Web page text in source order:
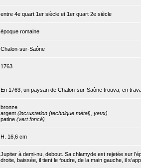
entre 4e quart 1er siècle et 1er quart 2e siècle
époque romaine
Chalon-sur-Saône
1763
En 1763, un paysan de Chalon-sur-Saône trouva, en
bronze
argent (incrustation (technique métal), yeux)
patine (vert foncé)
H. 16,6 cm
Jupiter à demi-nu, debout. Sa chlamyde est rejetée sur
droite, baissée, il tient le foudre, de la main gauche, il